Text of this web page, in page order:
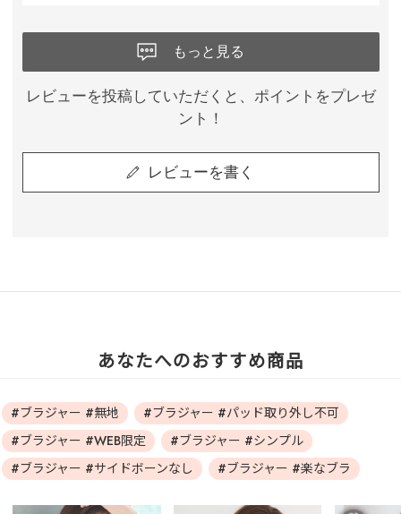
もっと見る
レビューを投稿していただくと、ポイントをプレゼ
ント！
レビューを書く
あなたへのおすすめ商品
#ブラジャー #無地
#ブラジャー #パッド取り外し不可
#ブラジャー #WEB限定
#ブラジャー #シンプル
#ブラジャー #サイドボーンなし
#ブラジャー #楽なブラ